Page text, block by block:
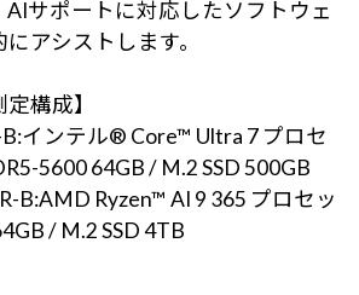
サポートに対応したソフトウェ
アシストします。
構成】
インテル® Core™ Ultra 7 プロセ
5600 64GB / M.2 SSD 500GB
B:AMD Ryzen™ AI 9 365 プロセッ
/ M.2 SSD 4TB